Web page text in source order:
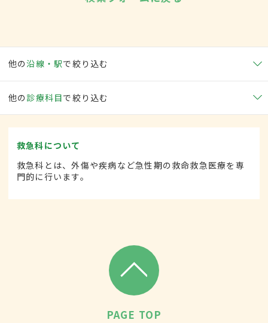
他の沿線・駅で絞り込む
他の 診療科目で絞り込む
救急科について
救急科とは、外傷や疾病など急性期の救命救急医療を専
門的に行います。
PAGE TOP